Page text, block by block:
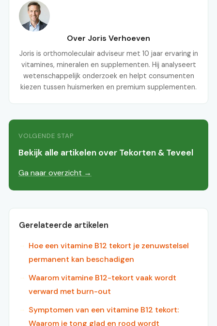
Over Joris Verhoeven
Joris is orthomoleculair adviseur met 10 jaar ervaring in
vitamines, mineralen en supplementen. Hij analyseert
wetenschappelijk onderzoek en helpt consumenten
kiezen tussen huismerken en premium supplementen.
VOLGENDE STAP
Bekijk alle artikelen over Tekorten & Teveel
Ga naar overzicht →
Gerelateerde artikelen
Hoe een vitamine B12 tekort je zenuwstelsel
permanent kan beschadigen
Waarom vitamine B12-tekort vaak wordt
verward met burn-out
Symptomen van een vitamine B12 tekort:
Waarom je tong glad en rood wordt